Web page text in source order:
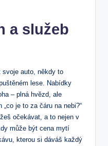
a služeb
auto, někdy to
lese. Nabídky
– plná hvězd, ale
je to za čáru na nebi?“
očekávat, a to nejen v
může být cena mytí
kterou si dáváš každý